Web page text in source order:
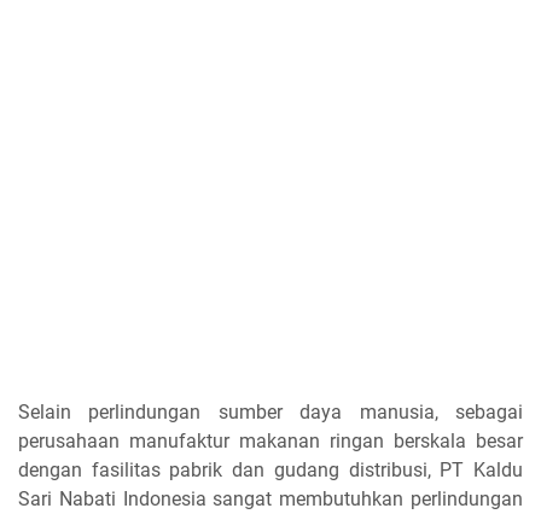
Selain perlindungan sumber daya manusia, sebagai
perusahaan manufaktur makanan ringan berskala besar
dengan fasilitas pabrik dan gudang distribusi, PT Kaldu
Sari Nabati Indonesia sangat membutuhkan perlindungan